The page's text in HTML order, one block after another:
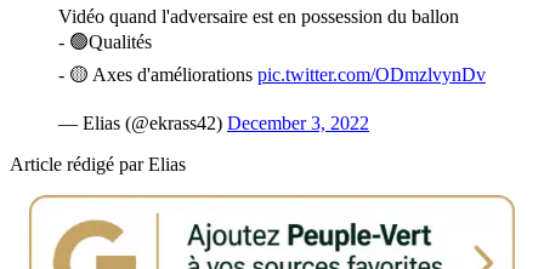
Vidéo quand l'adversaire est en possession du ballon
- 🟢Qualités
- 🟡 Axes d'améliorations pic.twitter.com/ODmzlvynDv
— Elias (@ekrass42) December 3, 2022
Article rédigé par Elias